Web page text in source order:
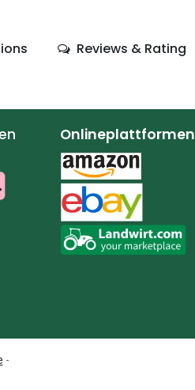
Reviews & Rating
Onlineplattformen
-